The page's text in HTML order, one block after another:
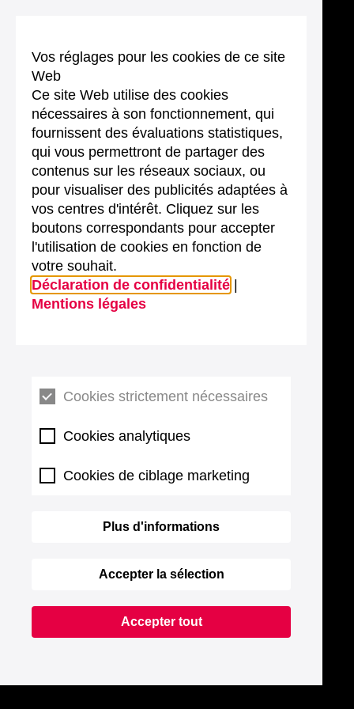
Vos réglages pour les cookies de ce site
Web
Ce site Web utilise des cookies
nécessaires à son fonctionnement, qui
fournissent des évaluations statistiques,
qui vous permettront de partager des
contenus sur les réseaux sociaux, ou
pour visualiser des publicités adaptées à
vos centres d'intérêt. Cliquez sur les
boutons correspondants pour accepter
l'utilisation de cookies en fonction de
votre souhait.
Déclaration de confidentialité
Mentions légales
Cookies strictement nécessaires
Cookies analytiques
Cookies de ciblage marketing
Plus d'informations
Accepter la sélection
Accepter tout